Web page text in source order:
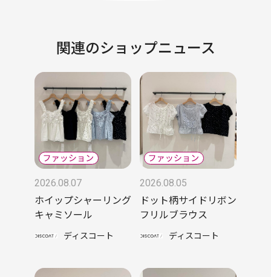
関連のショップニュース
2026.08.07
ホイップシャーリング
キャミソール
ディスコート
2026.08.05
ドット柄サイドリボン
フリルブラウス
ディスコート